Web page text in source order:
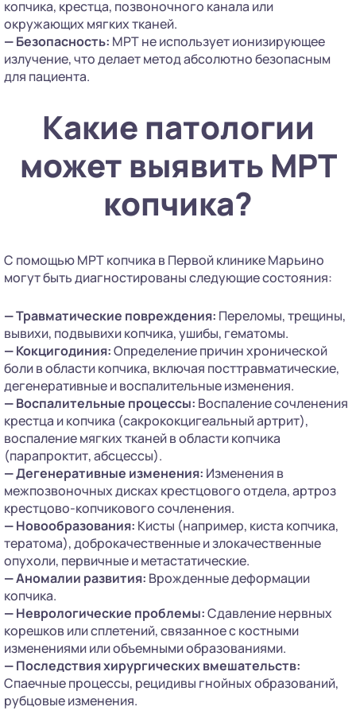
копчика, крестца, позвоночного канала или
окружающих мягких тканей.
—Безопасность: МРТ не использует ионизирующее
излучение, что делает метод абсолютно безопасным
для пациента.
Какие патологии
может выявить МРТ
копчика?
С помощью МРТ копчика в Первой клинике Марьино
могут быть диагностированы следующие состояния:
—Травматические повреждения: Переломы, трещины,
вывихи, подвывихи копчика, ушибы, гематомы.
—Кокцигодиния:Определение причин хронической
боли в области копчика, включая посттравматические,
дегенеративные и воспалительные изменения.
—Воспалительные процессы: Воспаление сочленения
крестца и копчика (сакрококцигеальный артрит),
воспаление мягких тканей в области копчика
(парапроктит, абсцессы).
—Дегенеративные изменения: Изменения в
межпозвоночных дисках крестцового отдела, артроз
крестцово-копчикового сочленения.
—Новообразования: Кисты (например, киста копчика,
тератома), доброкачественные и злокачественные
опухоли, первичные и метастатические.
—Аномалии развития: Врожденные деформации
копчика.
—Неврологические проблемы:Сдавление нервных
корешков или сплетений, связанное с костными
изменениями или объемными образованиями.
—Последствия хирургических вмешательств:
Спаечные процессы, рецидивы гнойных образований,
рубцовые изменения.